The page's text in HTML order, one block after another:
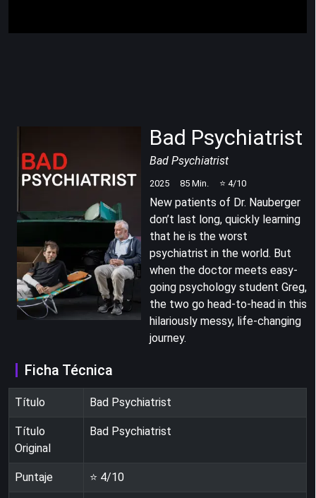
Bad Psychiatrist
Bad Psychiatrist
2025 85 Min. ⭐ 4/10
New patients of Dr. Nauberger
don’t last long, quickly learning
that he is the worst
psychiatrist in the world. But
when the doctor meets easy-
going psychology student Greg,
the two go head-to-head in this
hilariously messy, life-changing
journey.
Ficha Técnica
Título Bad Psychiatrist
Título
Original
Bad Psychiatrist
Puntaje ⭐ 4/10